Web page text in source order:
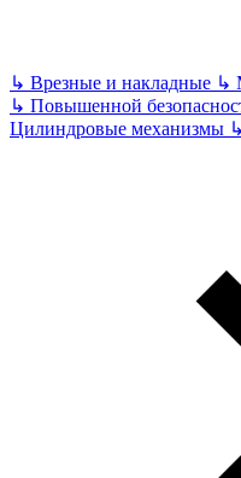
↳ Врезные и накладные ↳
↳ Повышенной
Цилиндровые механизмы ↳